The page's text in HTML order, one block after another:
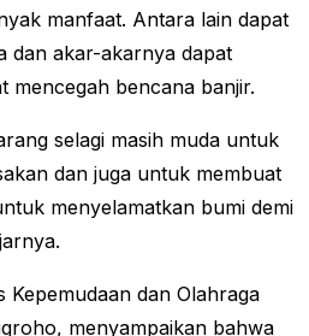
manfaat. Antara lain dapat
dan akar-akarnya dapat
mencegah bencana banjir.
selagi masih muda untuk
dan juga untuk membuat
menyelamatkan bumi demi
Kepemudaan dan Olahraga
menyampaikan bahwa